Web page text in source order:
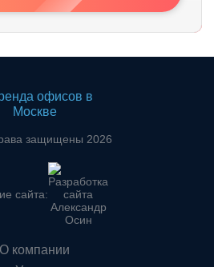
защищены 2026
сайта:
О компании